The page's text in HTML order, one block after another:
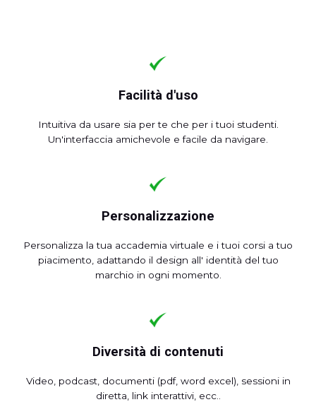
Facilità d'uso
Intuitiva da usare sia per te che per i tuoi studenti.
Un'interfaccia amichevole e facile da navigare.
Personalizzazione
Personalizza la tua accademia virtuale e i tuoi corsi a tuo
piacimento, adattando il design all' identità del tuo
marchio in ogni momento.
Diversità di contenuti
Video, podcast, documenti (pdf, word excel), sessioni in
diretta, link interattivi, ecc..